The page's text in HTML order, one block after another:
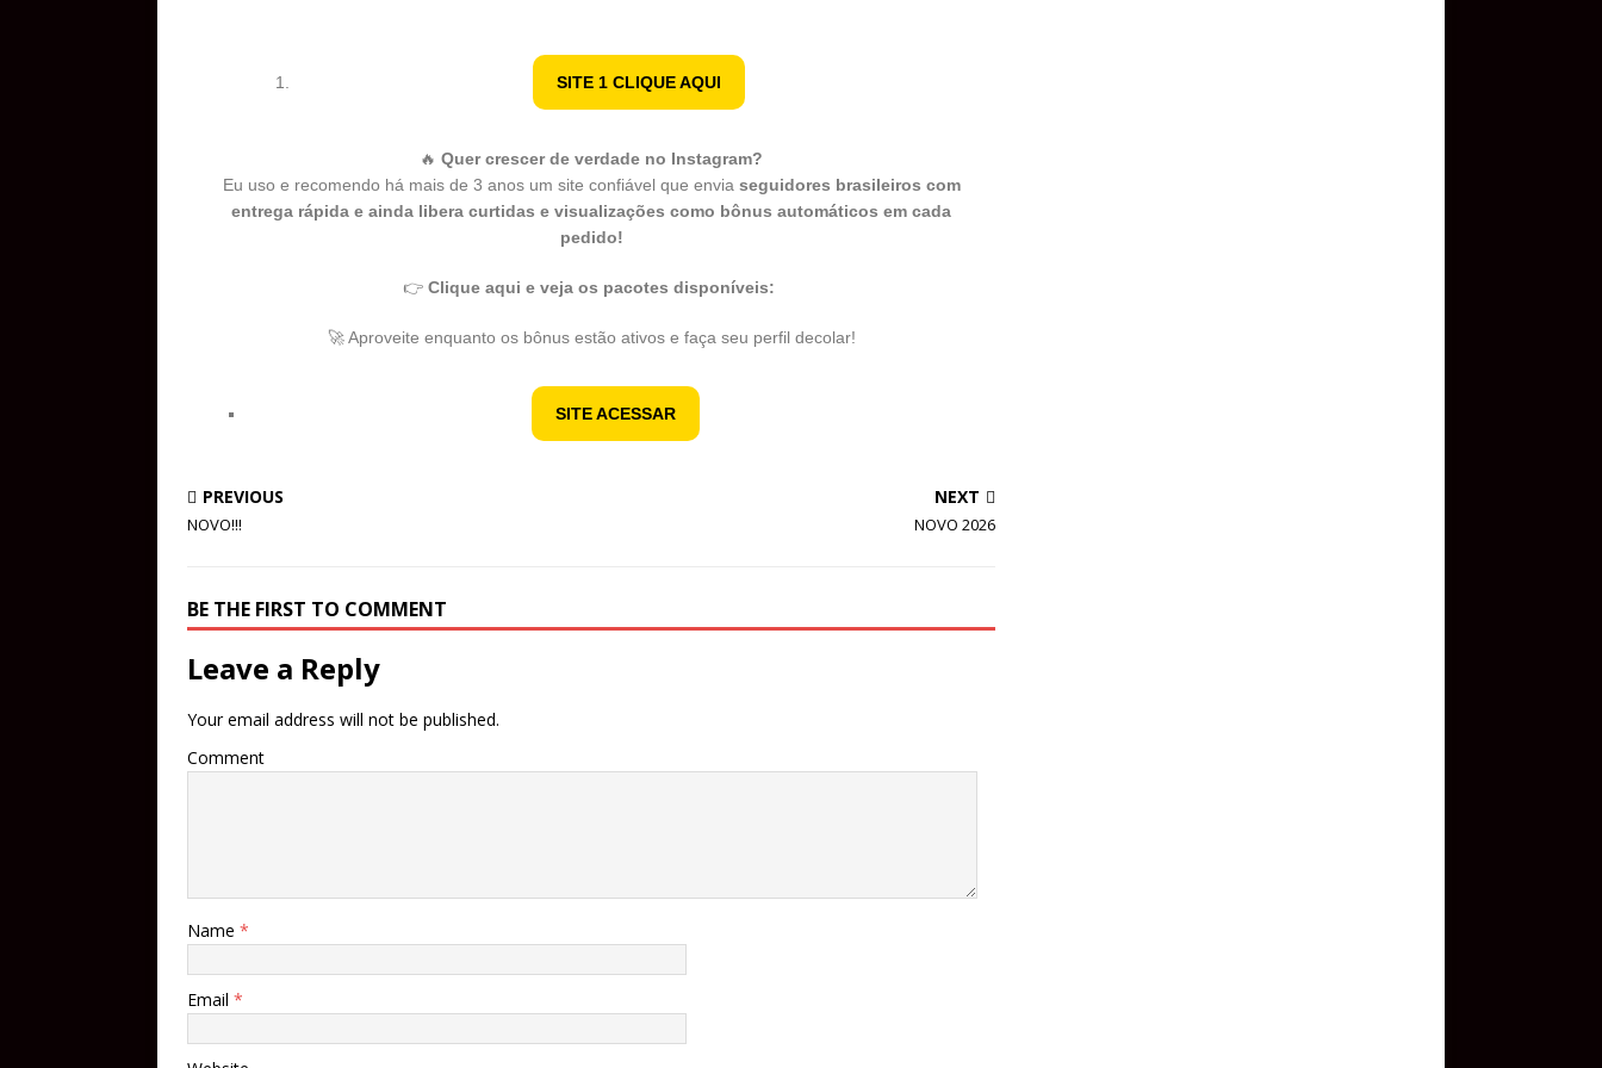
SITE 1 CLIQUE AQUI
🔥Quer crescer de verdade no Instagram?
Eu uso e recomendo há mais de 3 anos um site confiável que envia seguidores brasileiros com
entrega rápida e ainda libera curtidas e visualizações como bônus automáticos em cada
pedido!
👉Clique aqui e veja os pacotes disponíveis:
🚀 Aproveite enquanto os bônus estão ativos e faça seu perfil decolar!
SITE ACESSAR
PREVIOUS
NOVO!!!
NEXT
NOVO 2026
BE THE FIRST TO COMMENT
Leave a Reply
Your email address will not be published.
Comment
Name *
Email *